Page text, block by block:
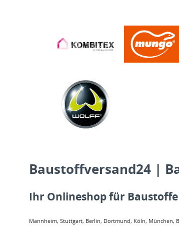
Baustoffversand24 |
Ihr Onlineshop für Baustoffe
Mannheim, Stuttgart, Berlin, Dortmund, Köln, München,